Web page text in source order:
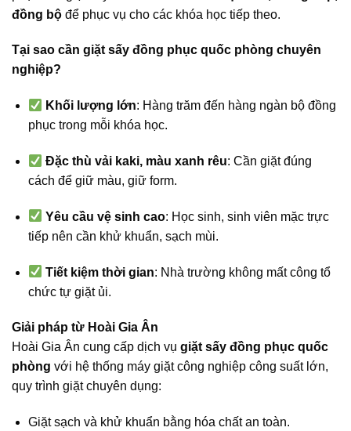
đồng bộ để phục vụ cho các khóa học tiếp theo.
Tại sao cần giặt sấy đồng phục quốc phòng chuyên
nghiệp?
Khối lượng lớn: Hàng trăm đến hàng ngàn bộ đồng
phục trong mỗi khóa học.
Đặc thù vải kaki, màu xanh rêu: Cần giặt đúng
cách để giữ màu, giữ form.
Yêu cầu vệ sinh cao: Học sinh, sinh viên mặc trực
tiếp nên cần khử khuẩn, sạch mùi.
Tiết kiệm thời gian: Nhà trường không mất công tổ
chức tự giặt ủi.
Giải pháp từ Hoài Gia Ân
Hoài Gia Ân cung cấp dịch vụ giặt sấy đồng phục quốc
phòng với hệ thống máy giặt công nghiệp công suất lớn,
quy trình giặt chuyên dụng:
Giặt sạch và khử khuẩn bằng hóa chất an toàn.